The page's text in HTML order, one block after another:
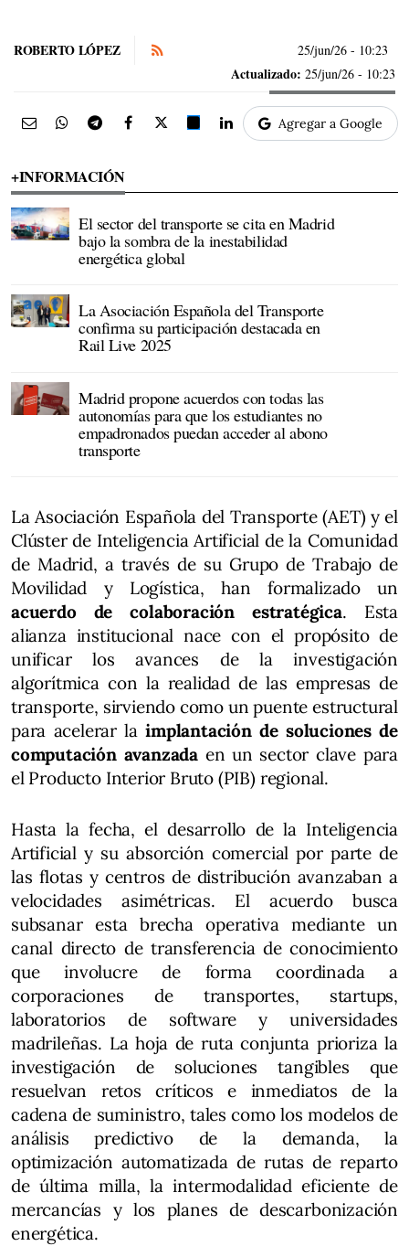
ROBERTO LÓPEZ 25/jun/26 - 10:23
Actualizado: 25/jun/26 - 10:23
Agregar a Google
+INFORMACIÓN
El sector del transporte se cita en Madrid
bajo la sombra de la inestabilidad
energética global
La Asociación Española del Transporte
confirma su participación destacada en
Rail Live 2025
Madrid propone acuerdos con todas las
autonomías para que los estudiantes no
empadronados puedan acceder al abono
transporte
La Asociación Española del Transporte (AET) y el
Clúster de Inteligencia Artificial de la Comunidad
de Madrid, a través de su Grupo de Trabajo de
Movilidad y Logística, han formalizado un
acuerdo de colaboración estratégica. Esta
alianza institucional nace con el propósito de
unificar los avances de la investigación
algorítmica con la realidad de las empresas de
transporte, sirviendo como un puente estructural
para acelerar laimplantación de soluciones de
computación avanzada en un sector clave para
el Producto Interior Bruto (PIB) regional.
Hasta la fecha, el desarrollo de la Inteligencia
Artificial y su absorción comercial por parte de
las flotas y centros de distribución avanzaban a
velocidades asimétricas. El acuerdo busca
subsanar esta brecha operativa mediante un
canal directo de transferencia de conocimiento
que involucre de forma coordinada a
corporaciones de transportes, startups,
laboratorios de software y universidades
madrileñas. La hoja de ruta conjunta prioriza la
investigación de soluciones tangibles que
resuelvan retos críticos e inmediatos de la
cadena de suministro, tales como los modelos de
análisis predictivo de la demanda, la
optimización automatizada de rutas de reparto
de última milla, la intermodalidad eficiente de
mercancías y los planes de descarbonización
energética.